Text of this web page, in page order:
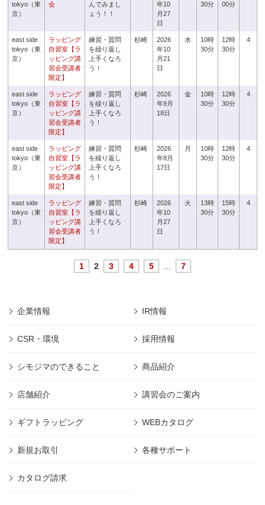
tokyo（東
京）
会
んでみまし
ょう！！
年10
月27
日
30分
00分
east side
tokyo（東
京）
ラッピング
自習室【ラ
ッピング講
習会受講者
限定】
練習・質問
を繰り返し
上手くなろ
う！
杉崎
2026
年10
月21
日
水
10時
30分
12時
30分
4
east side
tokyo（東
京）
ラッピング
自習室【ラ
ッピング講
習会受講者
限定】
練習・質問
を繰り返し
上手くなろ
う！
杉崎
2026
年9月
18日
金
10時
30分
12時
30分
4
east side
tokyo（東
京）
ラッピング
自習室【ラ
ッピング講
習会受講者
限定】
練習・質問
を繰り返し
上手くなろ
う！
杉崎
2026
年8月
17日
月
10時
30分
12時
30分
4
east side
tokyo（東
京）
ラッピング
自習室【ラ
ッピング講
習会受講者
限定】
練習・質問
を繰り返し
上手くなろ
う！
杉崎
2026
年10
月27
日
火
13時
30分
15時
30分
4
1 2 3 4 5 7
企業情報 IR情報
CSR・環境 採用情報
シモジマのできること 商品紹介
店舗紹介 講習会のご案内
ギフトラッピング WEBカタログ
新規お取引 各種サポート
カタログ請求